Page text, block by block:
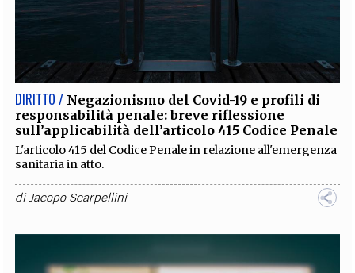
DIRITTO / Negazionismo del Covid-19 e profili di
responsabilità penale: breve riflessione
sull’applicabilità dell’articolo 415 Codice Penale
L'articolo 415 del Codice Penale in relazione all'emergenza
sanitaria in atto.
diJacopo Scarpellini